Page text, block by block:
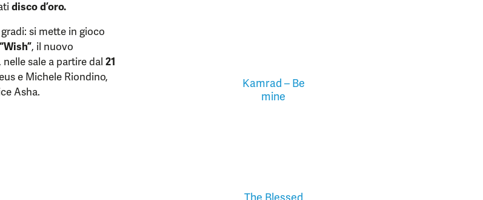
disco d’oro.
si mette in gioco
“Wish”, il nuovo
nelle sale a partire dal 21
e Michele Riondino,
Asha.
Kamrad – Be
mine